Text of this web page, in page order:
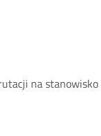
na stanowisko